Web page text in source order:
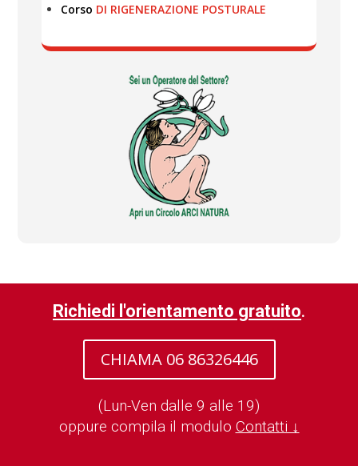
Corso DI RIGENERAZIONE POSTURALE
Richiedi l'orientamento gratuito.
CHIAMA 06 86326446
(Lun-Ven dalle 9 alle 19)
oppure compila il modulo Contatti ↓